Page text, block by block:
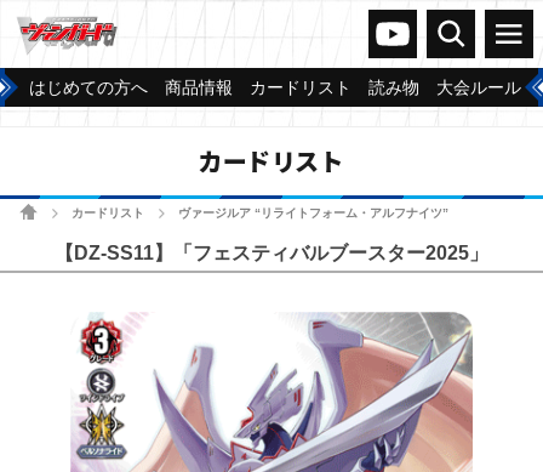
ヴァンガードch
検索 メニュー
はじめての方へ 商品情報 カードリスト 読み物 大会ルール
カードリスト
ホームカードリスト ヴァージルア “リライトフォーム・アルフナイツ”
【DZ-SS11】「フェスティバルブースター2025」